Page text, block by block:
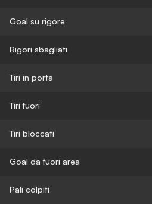
Goal su rigore
Rigori sbagliati
Tiri in porta
Tiri fuori
Tiri bloccati
Goal da fuori area
Pali colpiti